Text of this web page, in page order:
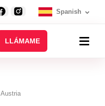
Spanish
LLÁMAME
Austria